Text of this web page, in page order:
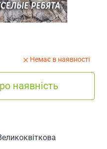
Немає в наявності
наявність